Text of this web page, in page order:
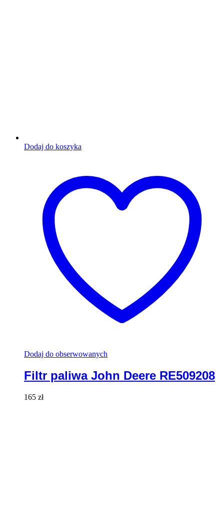
Dodaj do koszyka
Dodaj do obserwowanych
Filtr paliwa John Deere RE509208
165 zł